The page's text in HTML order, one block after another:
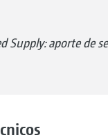
Supply: aporte de